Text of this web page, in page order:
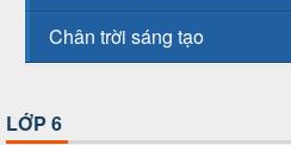
Chân trời sáng tạo
LỚP 6